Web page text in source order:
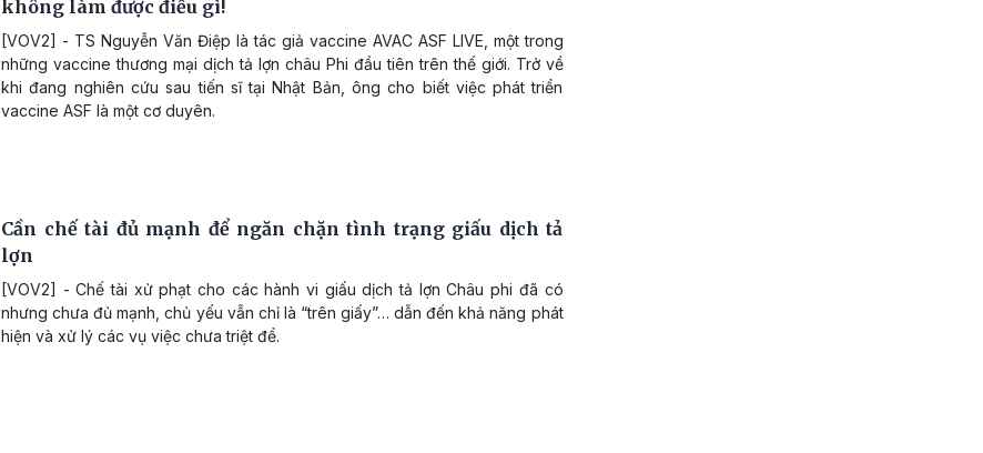
không làm được điều gì!
[VOV2] - TS Nguyễn Văn Điệp là tác giả vaccine AVAC ASF LIVE, một trong
những vaccine thương mại dịch tả lợn châu Phi đầu tiên trên thế giới. Trở về
khi đang nghiên cứu sau tiến sĩ tại Nhật Bản, ông cho biết việc phát triển
vaccine ASF là một cơ duyên.
Cần chế tài đủ mạnh để ngăn chặn tình trạng giấu dịch tả
lợn
[VOV2] - Chế tài xử phạt cho các hành vi giấu dịch tả lợn Châu phi đã có
nhưng chưa đủ mạnh, chủ yếu vẫn chỉ là “trên giấy”… dẫn đến khả năng phát
hiện và xử lý các vụ việc chưa triệt để.